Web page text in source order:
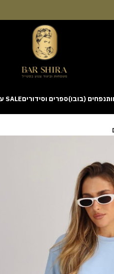
נפחים (בובו)ספרים וסידוריםSALE עד 70% הנחה!
A helpful way to begin without
the statistical probability of
provably fair system guarantees